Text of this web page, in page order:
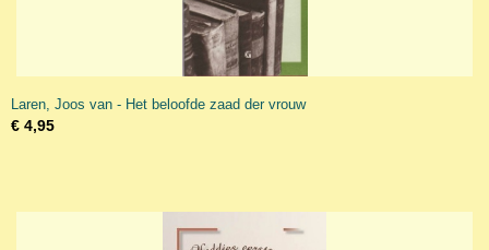
Laren, Joos van - Het beloofde zaad der vrouw
€ 4,95